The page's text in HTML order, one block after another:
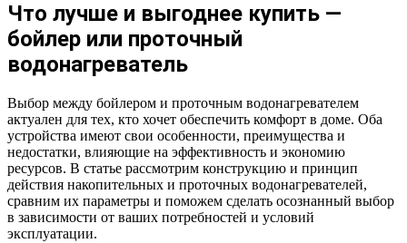
Что лучше и выгоднее купить —
бойлер или проточный
водонагреватель
Выбор между бойлером и проточным водонагревателем
актуален для тех, кто хочет обеспечить комфорт в доме. Оба
устройства имеют свои особенности, преимущества и
недостатки, влияющие на эффективность и экономию
ресурсов. В статье рассмотрим конструкцию и принцип
действия накопительных и проточных водонагревателей,
сравним их параметры и поможем сделать осознанный выбор
в зависимости от ваших потребностей и условий
эксплуатации.